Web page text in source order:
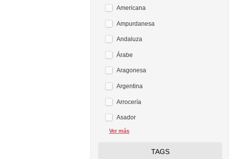
Americana
Ampurdanesa
Andaluza
Árabe
Aragonesa
Argentina
Arrocería
Asador
Ver más
TAGS